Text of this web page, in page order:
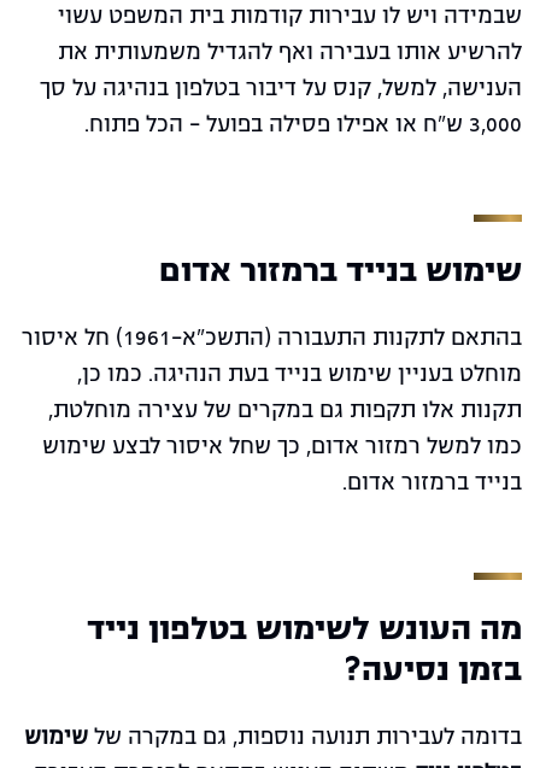
שבמידה ויש לו עבירות קודמות בית המשפט עשוי
להרשיע אותו בעבירה ואף להגדיל משמעותית את
הענישה, למשל, קנס על דיבור בטלפון בנהיגה על סך
3,000 ש"ח או אפילו פסילה בפועל – הכל פתוח.
שימוש בנייד ברמזור אדום
בהתאם לתקנות התעבורה (התשכ"א-1961) חל איסור
מוחלט בעניין שימוש בנייד בעת הנהיגה. כמו כן,
תקנות אלו תקפות גם במקרים של עצירה מוחלטת,
כמו למשל רמזור אדום, כך שחל איסור לבצע שימוש
בנייד ברמזור אדום.
מה העונש לשימוש בטלפון נייד
בזמן נסיעה?
בדומה לעבירות תנועה נוספות, גם במקרה של שימוש